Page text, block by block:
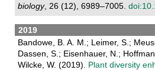
biology, 26 (12), 6989–7005.
2019
Bandowe, B. A. M.; Leimer, S.;
Dassen, S.; Eisenhauer, N.;
Wilcke, W. (2019). Plant diversity